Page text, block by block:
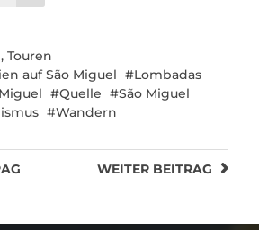
, Touren
auf São Miguel
Lombadas
Quelle
São Miguel
Wandern
WEITER BEITRAG